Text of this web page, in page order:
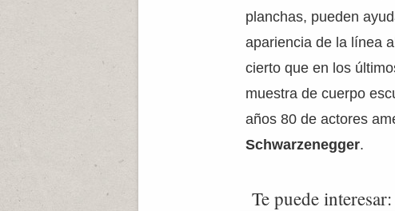
planchas, pueden
apariencia de la línea
cierto que en los
muestra de cuerpo
años 80 de actores
Schwarzenegger.
Te puede interesar: